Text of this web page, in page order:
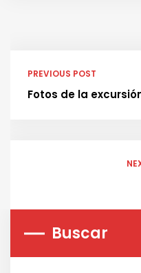
PREVIOUS POST
Fotos de la
Buscar